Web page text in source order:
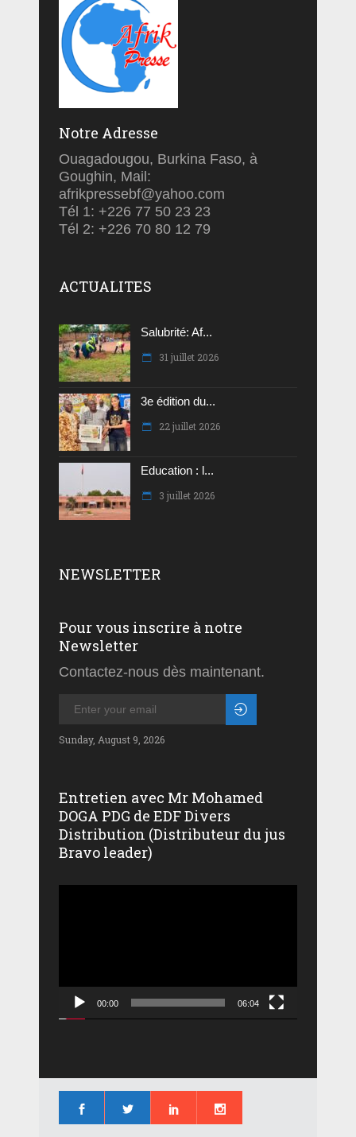
Notre Adresse
Ouagadougou, Burkina Faso, à
Goughin, Mail:
afrikpressebf@yahoo.com
Tél 1: +226 77 50 23 23
Tél 2: +226 70 80 12 79
ACTUALITES
Salubrité: Af...
31 juillet 2026
3e édition du...
22 juillet 2026
Education : l...
3 juillet 2026
NEWSLETTER
Pour vous inscrire à notre
Newsletter
Contactez-nous dès maintenant.
Sunday, August 9, 2026
Entretien avec Mr Mohamed
DOGA PDG de EDF Divers
Distribution (Distributeur du jus
Bravo leader)
00:00 06:04